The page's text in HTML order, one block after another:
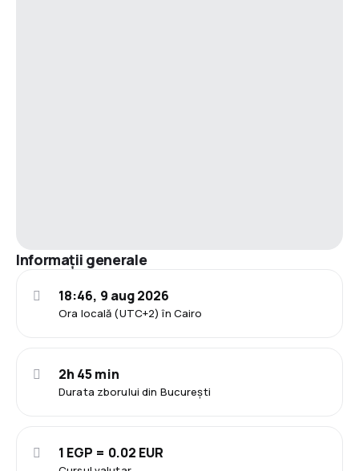
Informații generale
Ora locală (UTC+2) în Cairo
18:46, 9 aug 2026
Durata zborului din București
2h 45 min
1 EGP = 0.02 EUR